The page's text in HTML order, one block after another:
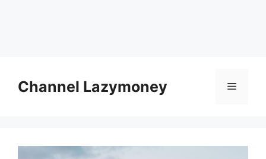
contentChannel Lazymoney Menu